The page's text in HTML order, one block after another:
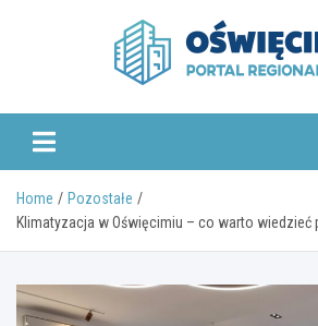
Home
Pozostałe
Klimatyzacja w Oświęcimiu – co warto wiedzieć